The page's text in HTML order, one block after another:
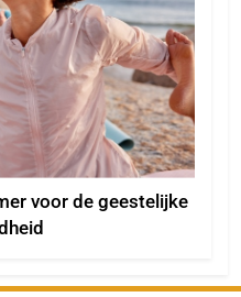
voor de geestelijke